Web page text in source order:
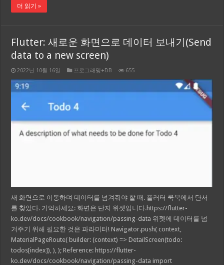
더 읽기 »
Flutter: 새로운 화면으로 데이터 보내기(Send
data to a new screen)
2022년 10월 16일 프로그래밍+DB 655
새 화면으로 이동하며 데이터를 넘겨줘야 할 때. 플러터 쿡북에서 단서
를 찾았다. 기억하세요: 화면은 단지 위젯입니다.https://flutter-
ko.dev/docs/cookbook/navigation/passing-data 위젯에 데이터를 넘
겨주기 위해 필요한 것은 파라미터! Navigator.push( context,
MaterialPageRoute( builder: (context) => DetailScreen(todo:
todos[index]), ), ); Reference: https://flutter-
ko.dev/docs/cookbook/navigation/passing-data import